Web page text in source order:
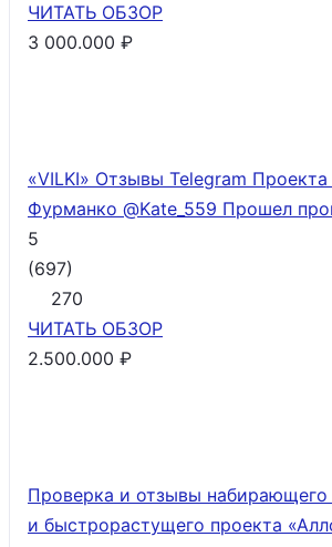
ЧИТАТЬ ОБЗОР
3 000.000 ₽
«VILKI» Отзывы Telegram Проекта
Фурманко @Kate_559 Прошел
5
(697)
270
ЧИТАТЬ ОБЗОР
2.500.000 ₽
Проверка и отзывы набирающего
и быстрорастущего проекта